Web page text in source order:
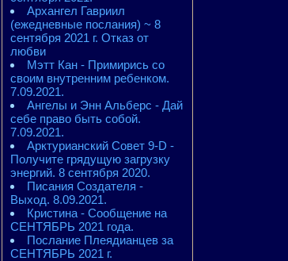
Архангел Гавриил
(ежедневные послания) ~ 8
сентября 2021 г. Отказ от
любви
Мэтт Кан - Примирись со
своим внутренним ребенком.
7.09.2021.
Ангелы и Энн Альберс - Дай
себе право быть собой.
7.09.2021.
Арктурианский Совет 9-D -
Получите грядущую загрузку
энергий. 8 сентября 2020.
Писания Создателя -
Выход. 8.09.2021.
Кристина - Сообщение на
СЕНТЯБРЬ 2021 года.
Послание Плеядианцев за
СЕНТЯБРЬ 2021 г.